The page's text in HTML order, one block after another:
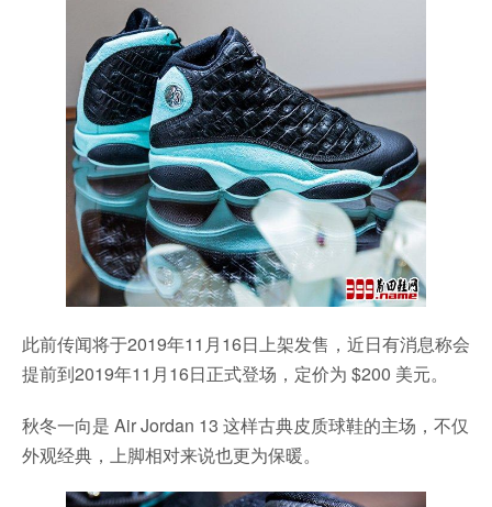
此前传闻将于2019年11月16日上架发售，近日有消息称会
提前到2019年11月16日正式登场，定价为 $200 美元。
秋冬一向是 Air Jordan 13 这样古典皮质球鞋的主场，不仅
外观经典，上脚相对来说也更为保暖。